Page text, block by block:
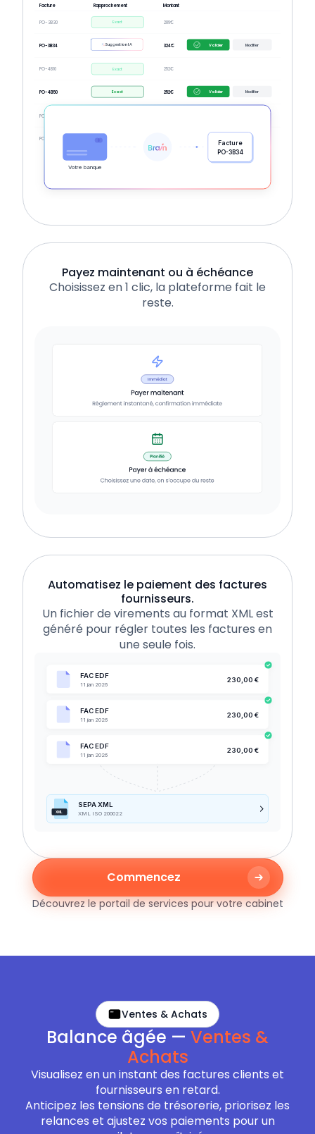
Facture Rapprochement Montant
PO-3B30 Exact 289€
PO-3B34 Suggestion IA 324€ Valider Modifier
PO-4B10 Exact 252€
PO-4B50 Exact 252€ Valider Modifier
PO-4B55
PO-5B10
Votre banque
Facture
PO-3B34
Payez maintenant ou à échéance
Choisissez en 1 clic, la plateforme fait le
reste.
Automatisez le paiement des factures
fournisseurs.
Un fichier de virements au format XML est
généré pour régler toutes les factures en
une seule fois.
FAC EDF
11 jan 2026
230,00 €
FAC EDF
11 jan 2026
230,00 €
FAC EDF
11 jan 2026
230,00 €
XML
SEPA XML
XML ISO 200022
Commencez
Découvrez le portail de services pour votre cabinet
Ventes & Achats
Balance âgée — Ventes &
Achats
Visualisez en un instant des factures clients et
fournisseurs en retard.
Anticipez les tensions de trésorerie, priorisez les
relances et ajustez vos paiements pour un